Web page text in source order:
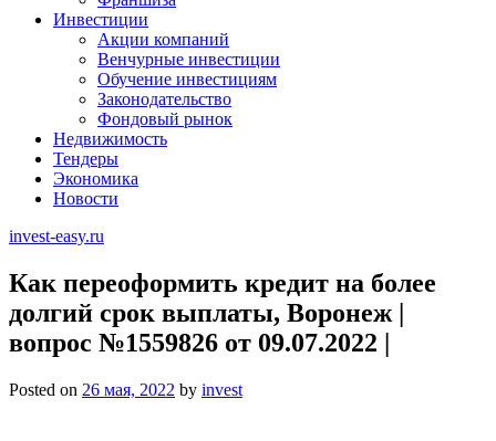
Инвестиции
Акции компаний
Венчурные инвестиции
Обучение инвестициям
Законодательство
Фондовый рынок
Недвижимость
Тендеры
Экономика
Новости
invest-easy.ru
Как переоформить кредит на более
долгий срок выплаты, Воронеж |
вопрос №1559826 от 09.07.2022 |
Posted on 26 мая, 2022 by invest